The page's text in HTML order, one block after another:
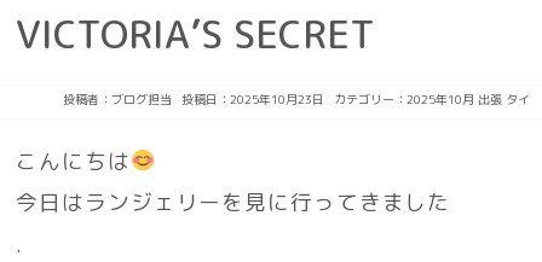
VICTORIA’S SECRET
投稿者： ブログ担当 投稿日：2025年10月23日 カテゴリー： 2025年10月 出張 タイ
こんにちは
今日はランジェリーを見に行ってきました
.